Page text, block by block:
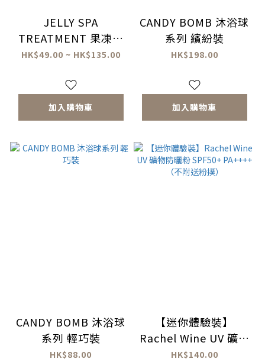
JELLY SPA
TREATMENT 果凍足
部水療
HK$49.00 ~ HK$135.00
加入購物車
CANDY BOMB 沐浴球
系列 繽紛裝
HK$198.00
加入購物車
CANDY BOMB 沐浴球
系列 輕巧裝
HK$88.00
【迷你體驗裝】
Rachel Wine UV 礦物
防曬粉 SPF50+
HK$140.00